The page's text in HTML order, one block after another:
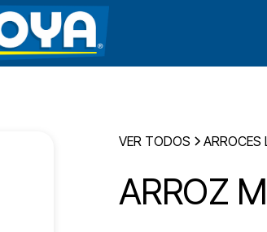
VER TODOS ARROCES
ARROZ